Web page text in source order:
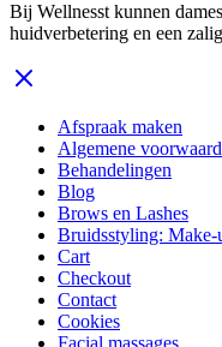
Bij Wellnesst kunnen
huidverbetering en een
Afspraak maken
Algemene
Behandelingen
Blog
Brows en Lashes
Bruidsstyling:
Cart
Checkout
Contact
Cookies